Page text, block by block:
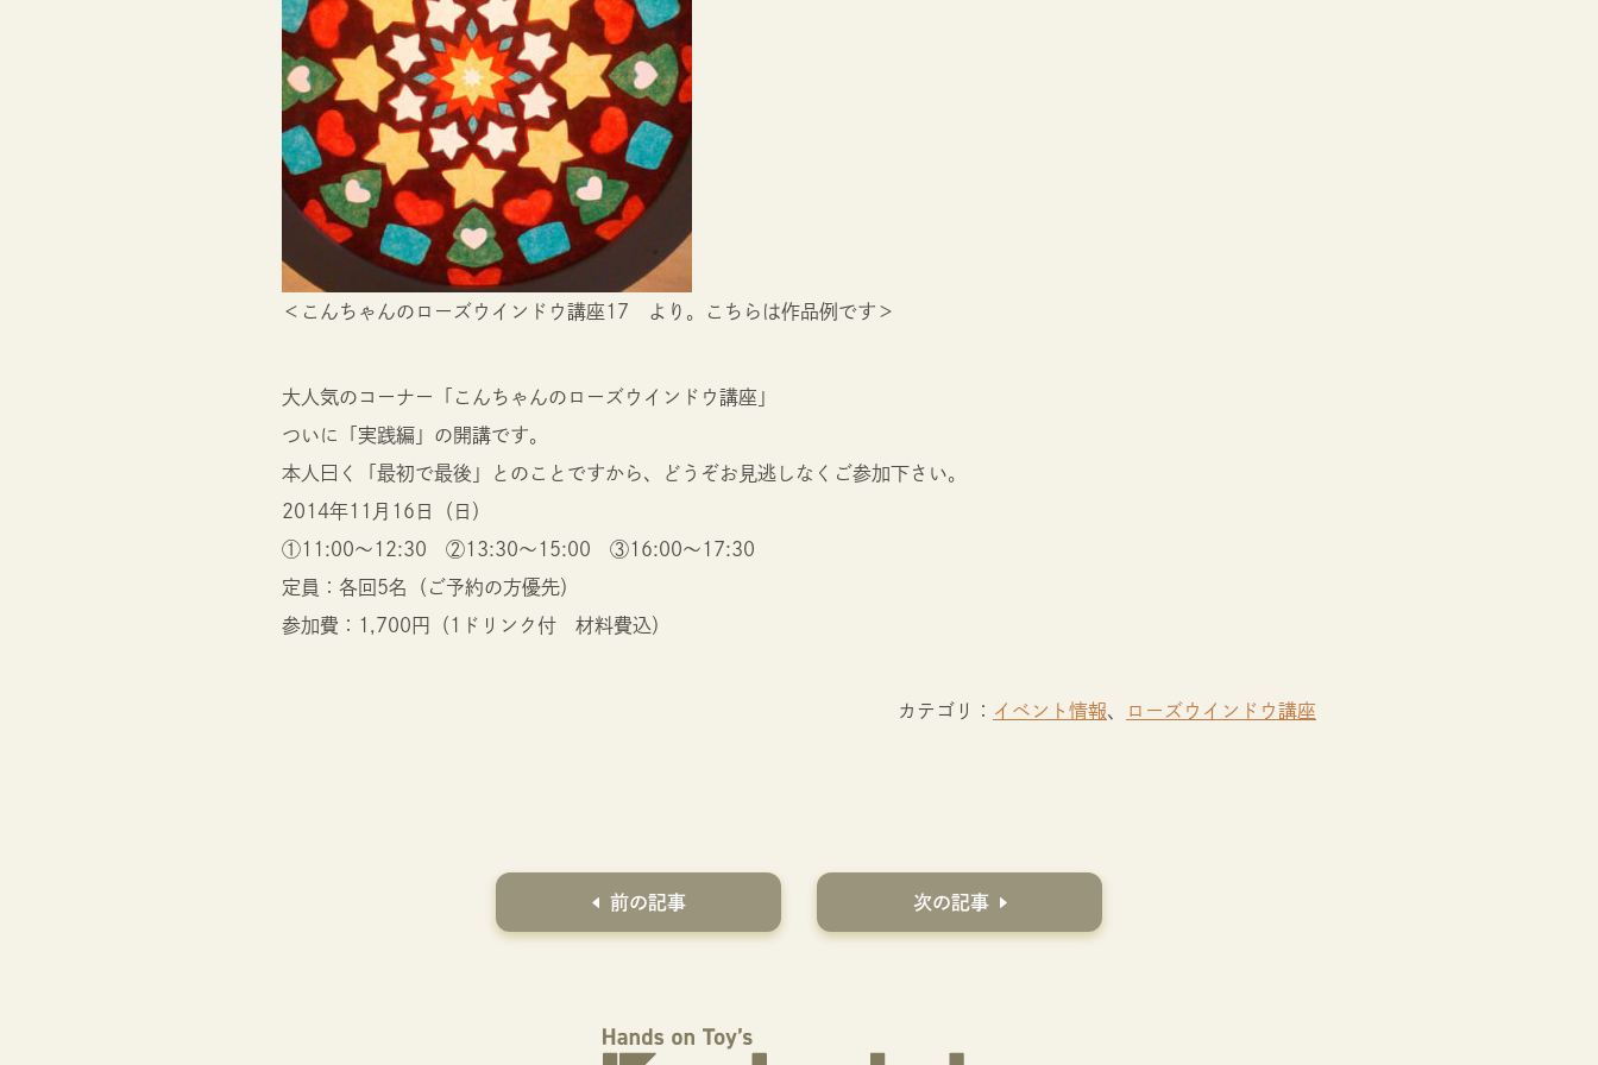
＜こんちゃんのローズウインドウ講座17 より。こちらは作品例です＞
大人気のコーナー「こんちゃんのローズウインドウ講座」
ついに「実践編」の開講です。
本人曰く「最初で最後」とのことですから、どうぞお見逃しなくご参加下さい。
2014年11月16日（日）
①11:00～12:30 ②13:30～15:00 ③16:00～17:30
定員：各回5名（ご予約の方優先）
参加費：1,700円（1ドリンク付 材料費込）
カテゴリ： イベント情報、 ローズウインドウ講座
前の記事 次の記事